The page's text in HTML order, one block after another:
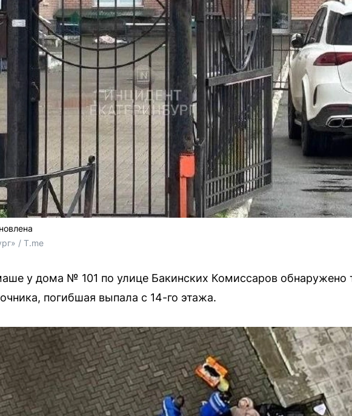
/ T.me
у дома № 101 по улице Бакинских Комиссаров обнаружено
погибшая выпала с 14-го этажа.